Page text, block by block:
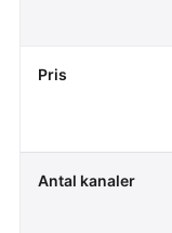
Pris
Antal kanaler